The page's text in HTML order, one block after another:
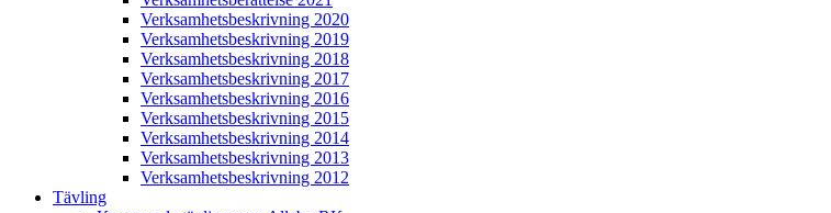
Verksamhetsbeskrivning 2020
Verksamhetsbeskrivning 2019
Verksamhetsbeskrivning 2018
Verksamhetsbeskrivning 2017
Verksamhetsbeskrivning 2016
Verksamhetsbeskrivning 2015
Verksamhetsbeskrivning 2014
Verksamhetsbeskrivning 2013
Verksamhetsbeskrivning 2012
Tävling